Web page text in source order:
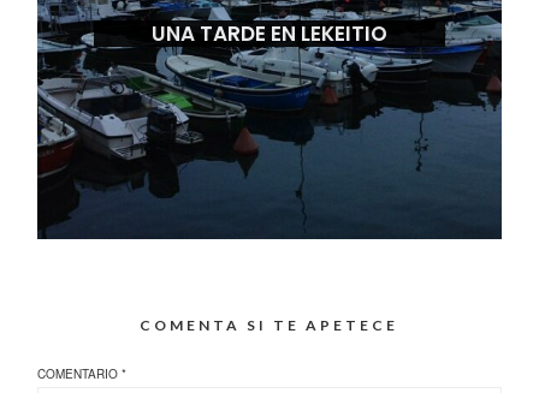
UNA TARDE EN LEKEITIO
COMENTA SI TE APETECE
COMENTARIO*